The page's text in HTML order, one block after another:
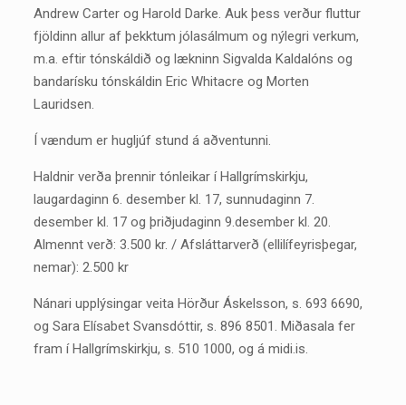
Andrew Carter og Harold Darke. Auk þess verður fluttur
fjöldinn allur af þekktum jólasálmum og nýlegri verkum,
m.a. eftir tónskáldið og lækninn Sigvalda Kaldalóns og
bandarísku tónskáldin Eric Whitacre og Morten
Lauridsen.
Í vændum er hugljúf stund á aðventunni.
Haldnir verða þrennir tónleikar í Hallgrímskirkju,
laugardaginn 6. desember kl. 17, sunnudaginn 7.
desember kl. 17 og þriðjudaginn 9.desember kl. 20.
Almennt verð: 3.500 kr. / Afsláttarverð (ellilífeyrisþegar,
nemar): 2.500 kr
Nánari upplýsingar veita Hörður Áskelsson, s. 693 6690,
og Sara Elísabet Svansdóttir, s. 896 8501. Miðasala fer
fram í Hallgrímskirkju, s. 510 1000, og á midi.is.